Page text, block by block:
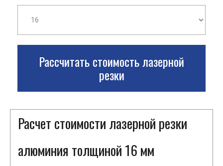
Рассчитать стоимость лазерной
резки
Расчет стоимости лазерной резки
алюминия толщиной 16 мм